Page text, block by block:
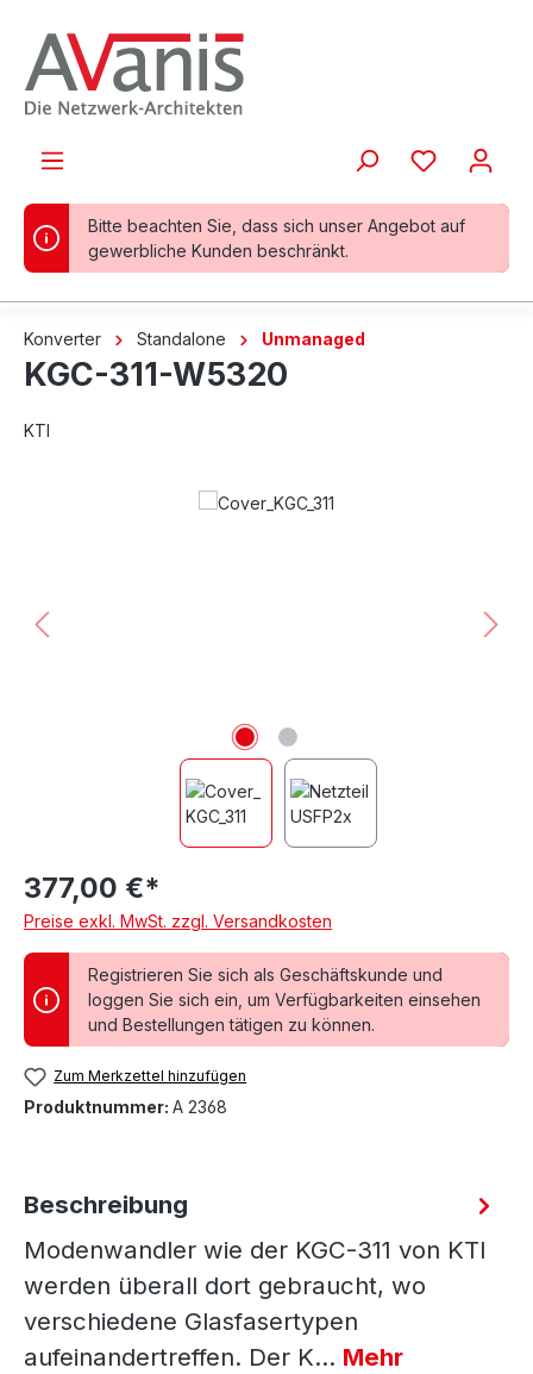
Bitte beachten Sie, dass sich unser Angebot auf
gewerbliche Kunden beschränkt.
Konverter Standalone Unmanaged
KGC-311-W5320
KTI
Bildergalerie überspringen
377,00 €*
Preise exkl. MwSt. zzgl. Versandkosten
Registrieren Sie sich als Geschäftskunde und
loggen Sie sich ein, um Verfügbarkeiten einsehen
und Bestellungen tätigen zu können.
Zum Merkzettel hinzufügen
Produktnummer: A 2368
Beschreibung
Modenwandler wie der KGC-311 von KTI
werden überall dort gebraucht, wo
verschiedene Glasfasertypen
aufeinandertreffen. Der K… Mehr